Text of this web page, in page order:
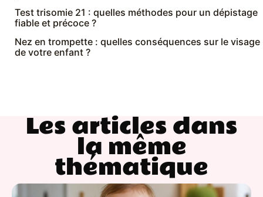
Test trisomie 21 : quelles méthodes pour un dépistage
fiable et précoce ?
Nez en trompette : quelles conséquences sur le visage
de votre enfant ?
Les articles dans
la même
thématique